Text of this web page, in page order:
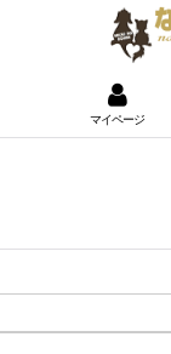
マイページ